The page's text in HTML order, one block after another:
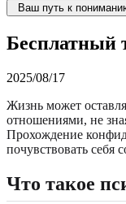
Ваш путь к
Бесплатный
2025/08/17
Жизнь может
отношениями, не
Прохождение
почувствовать себя
Что такое